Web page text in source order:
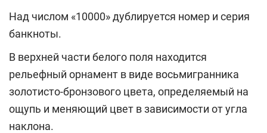
Над числом «10000» дублируется номер и серия
банкноты.
В верхней части белого поля находится
рельефный орнамент в виде восьмигранника
золотисто-бронзового цвета, определяемый на
ощупь и меняющий цвет в зависимости от угла
наклона.